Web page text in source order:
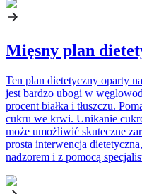
Mięsny plan
Ten plan dietetyczny oparty
jest bardzo ubogi w
procent białka i tłuszczu.
cukru we krwi. Unikanie
może umożliwić skuteczne
prosta interwencja
nadzorem i z pomocą